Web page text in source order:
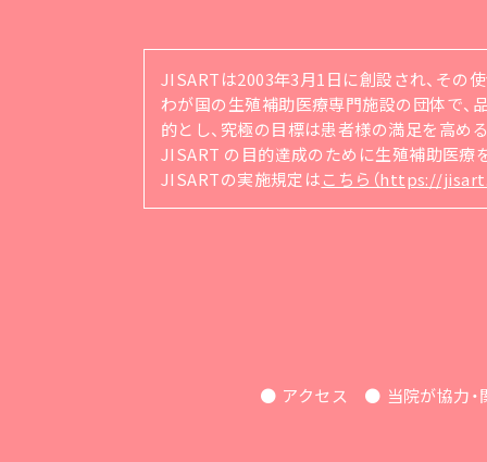
JISARTは2003年3月1日に創設され、その
わが国の生殖補助医療専門施設の団体で
的とし、究極の目標は患者様の満足を高め
JISART の目的達成のために生殖補助医療
JISARTの実施規定はこちら（https://
アクセス 当院が協力